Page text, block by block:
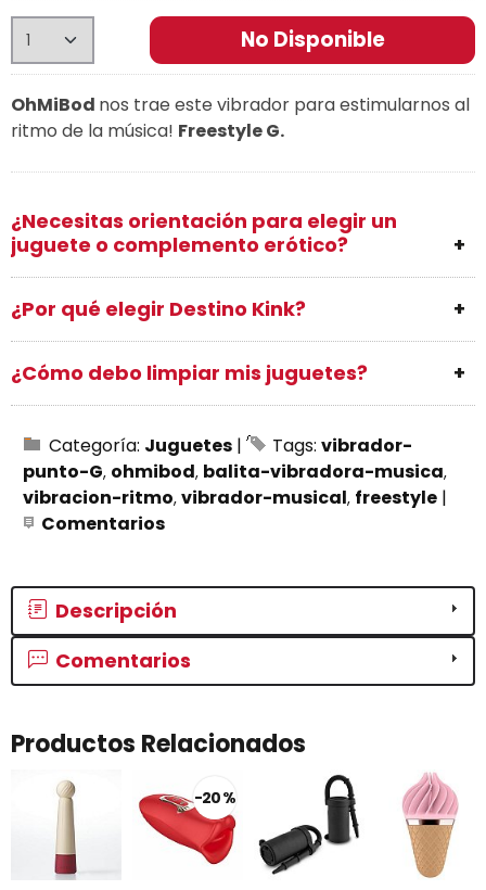
No Disponible
OhMiBod nos trae este vibrador para estimularnos al
ritmo de la música! Freestyle G.
¿Necesitas orientación para elegir un
juguete o complemento erótico?
¿Por qué elegir Destino Kink?
¿Cómo debo limpiar mis juguetes?
Categoría: Juguetes | Tags: vibrador-
punto-G ohmibod balita-vibradora-musica
vibracion-ritmo vibrador-musical freestyle |
Comentarios
Descripción
Comentarios
Productos Relacionados
-20 %